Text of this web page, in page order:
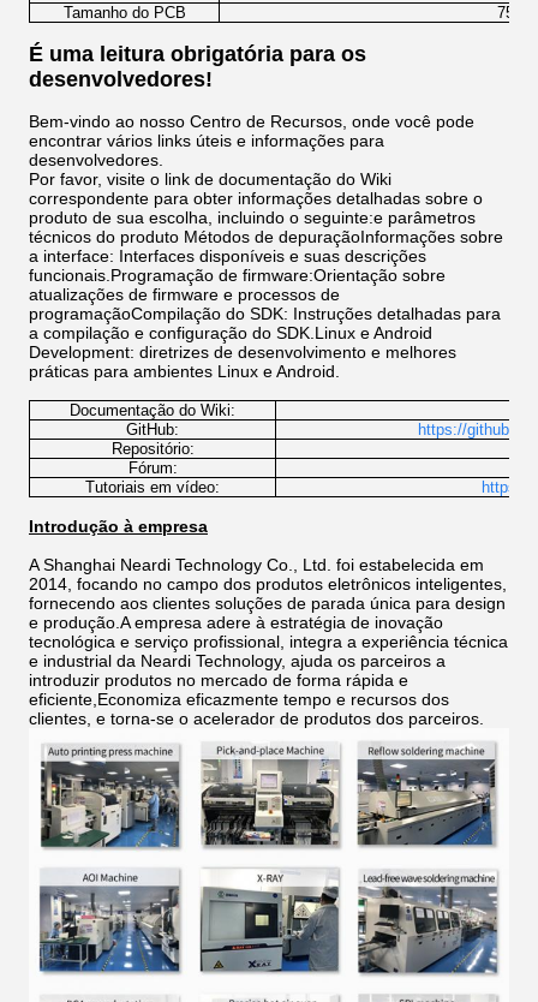
Tamanho do PCB
75 *
É uma leitura obrigatória para os
desenvolvedores!
Bem-vindo ao nosso Centro de Recursos, onde você pode
encontrar vários links úteis e informações para
desenvolvedores.
Por favor, visite o link de documentação do Wiki
correspondente para obter informações detalhadas sobre o
produto de sua escolha, incluindo o seguinte:e parâmetros
técnicos do produto Métodos de depuraçãoInformações sobre
a interface: Interfaces disponíveis e suas descrições
funcionais.Programação de firmware:Orientação sobre
atualizações de firmware e processos de
programaçãoCompilação do SDK: Instruções detalhadas para
a compilação e configuração do SDK.Linux e Android
Development: diretrizes de desenvolvimento e melhores
práticas para ambientes Linux e Android.
Documentação do Wiki:
GitHub:
https://
Repositório:
Fórum:
Tutoriais em vídeo:
https://
Introdução à empresa
A Shanghai Neardi Technology Co., Ltd. foi estabelecida em
2014, focando no campo dos produtos eletrônicos inteligentes,
fornecendo aos clientes soluções de parada única para design
e produção.A empresa adere à estratégia de inovação
tecnológica e serviço profissional, integra a experiência técnica
e industrial da Neardi Technology, ajuda os parceiros a
introduzir produtos no mercado de forma rápida e
eficiente,Economiza eficazmente tempo e recursos dos
clientes, e torna-se o acelerador de produtos dos parceiros.